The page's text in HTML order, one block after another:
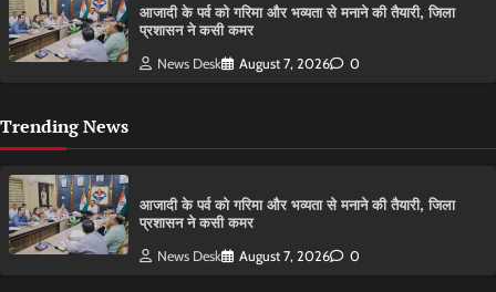
आजादी के पर्व को गरिमा और भव्यता से मनाने की तैयारी, जिला
प्रशासन ने कसी कमर
News Desk August 7, 2026 0
Trending News
आजादी के पर्व को गरिमा और भव्यता से मनाने की तैयारी, जिला
प्रशासन ने कसी कमर
News Desk August 7, 2026 0